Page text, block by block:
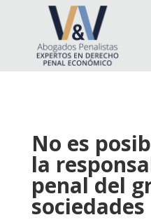
No es
la
penal del
sociedades